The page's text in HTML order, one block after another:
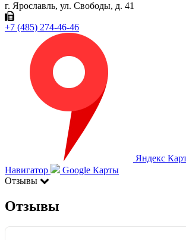
г. Ярославль, ул. Свободы, д. 41
+7 (485) 274-46-46
Яндекс
Навигатор
Google Карты
Отзывы
Отзывы